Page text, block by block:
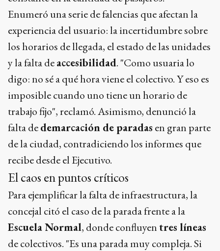
Enumeró una serie de falencias que afectan la
experiencia del usuario: la incertidumbre sobre
los horarios de llegada, el estado de las unidades
y la falta deaccesibilidad. "Como usuaria lo
digo: no sé a qué hora viene el colectivo. Y eso es
imposible cuando uno tiene un horario de
trabajo fijo", reclamó. Asimismo, denunció la
falta dedemarcación de paradas en gran parte
de la ciudad, contradiciendo los informes que
recibe desde el Ejecutivo.
El caos en puntos críticos
Para ejemplificar la falta de infraestructura, la
concejal citó el caso de la parada frente a la
Escuela Normal, donde confluyentres líneas
de colectivos. "Es una parada muy compleja. Si